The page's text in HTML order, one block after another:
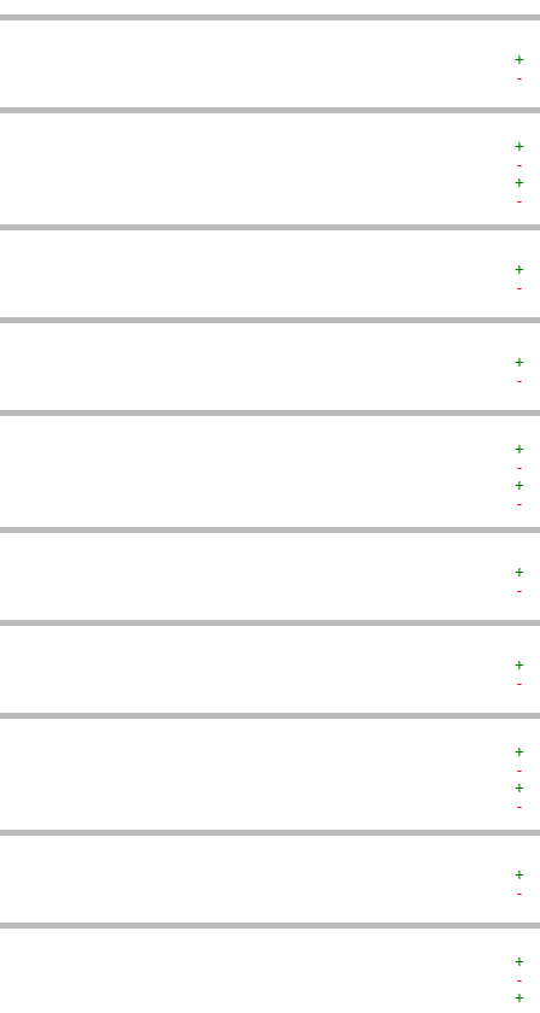
+
-
+
-
+
-
+
-
+
-
+
-
+
-
+
-
+
-
+
-
+
-
+
-
+
-
+